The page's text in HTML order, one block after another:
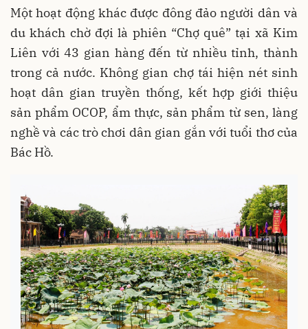
Một hoạt động khác được đông đảo người dân và
du khách chờ đợi là phiên “Chợ quê” tại xã Kim
Liên với 43 gian hàng đến từ nhiều tỉnh, thành
trong cả nước. Không gian chợ tái hiện nét sinh
hoạt dân gian truyền thống, kết hợp giới thiệu
sản phẩm OCOP, ẩm thực, sản phẩm từ sen, làng
nghề và các trò chơi dân gian gắn với tuổi thơ của
Bác Hồ.